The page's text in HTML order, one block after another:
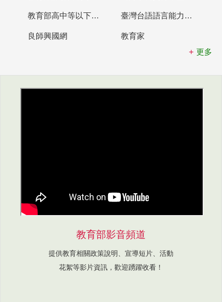
教育部高中等以下學校及幼兒園教師資格檢定考試 臺灣台語語言能力認證網站
良師興國網
教育家
更多
教育部影音頻道
提供教育相關政策說明、宣導短片、活動
花絮等影片資訊，歡迎踴躍收看！